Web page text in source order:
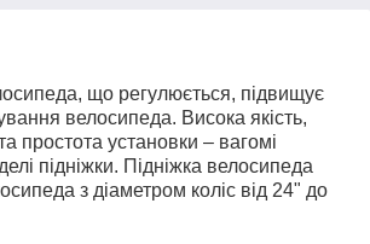
що регулюється, підвищує
велосипеда. Висока якість,
простота установки – вагомі
підніжки. Підніжка велосипеда
з діаметром коліс від 24" до